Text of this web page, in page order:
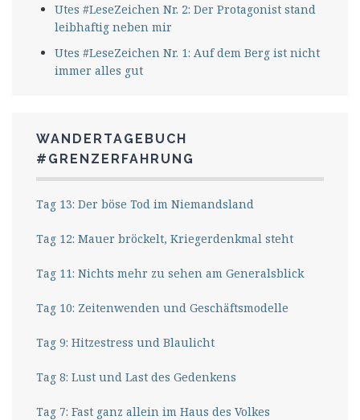
Utes #LeseZeichen Nr. 2: Der Protagonist stand
leibhaftig neben mir
Utes #LeseZeichen Nr. 1: Auf dem Berg ist nicht
immer alles gut
WANDERTAGEBUCH
#GRENZERFAHRUNG
Tag 13: Der böse Tod im Niemandsland
Tag 12: Mauer bröckelt, Kriegerdenkmal steht
Tag 11: Nichts mehr zu sehen am Generalsblick
Tag 10: Zeitenwenden und Geschäftsmodelle
Tag 9: Hitzestress und Blaulicht
Tag 8: Lust und Last des Gedenkens
Tag 7: Fast ganz allein im Haus des Volkes